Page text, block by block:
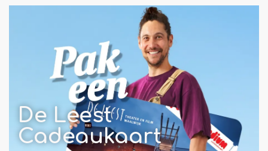
De Leest
Cadeaukaart